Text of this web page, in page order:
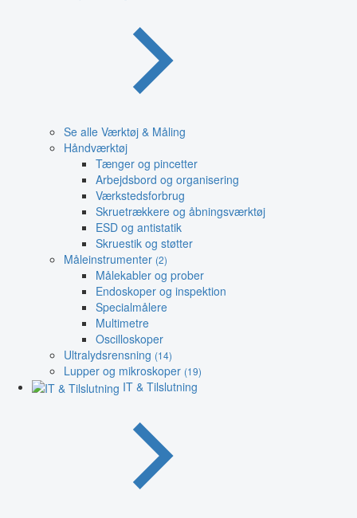
Se alle Værktøj & Måling
Håndværktøj
Tænger og pincetter
Arbejdsbord og organisering
Værkstedsforbrug
Skruetrækkere og åbningsværktøj
ESD og antistatik
Skruestik og støtter
Måleinstrumenter (2)
Målekabler og prober
Endoskoper og inspektion
Specialmålere
Multimetre
Oscilloskoper
Ultralydsrensning (14)
Lupper og mikroskoper (19)
IT & Tilslutning